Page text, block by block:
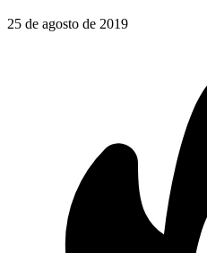
25 de agosto de 2019